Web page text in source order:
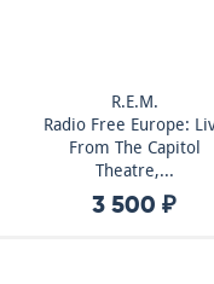
R.E.M.
Radio Free Europe:
From The Capitol
Theatre,...
3 500 ₽